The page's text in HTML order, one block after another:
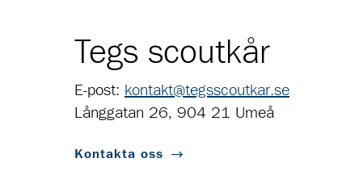
Tegs scoutkår
E-post: kontakt@tegsscoutkar.se
Långgatan 26, 904 21 Umeå
Kontakta oss